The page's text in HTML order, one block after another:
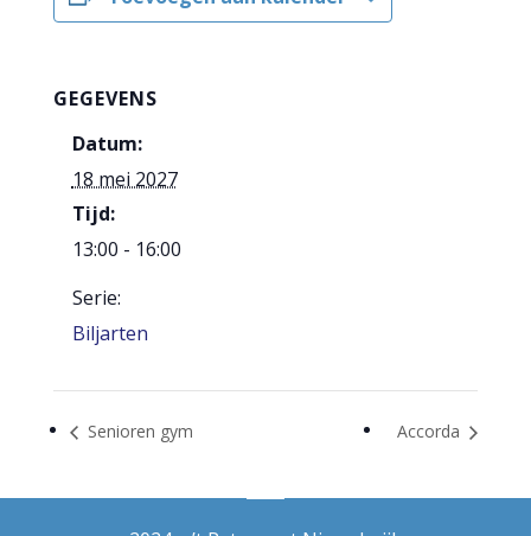
GEGEVENS
Datum:
18 mei 2027
Tijd:
13:00 - 16:00
Serie:
Biljarten
Senioren gym Accorda